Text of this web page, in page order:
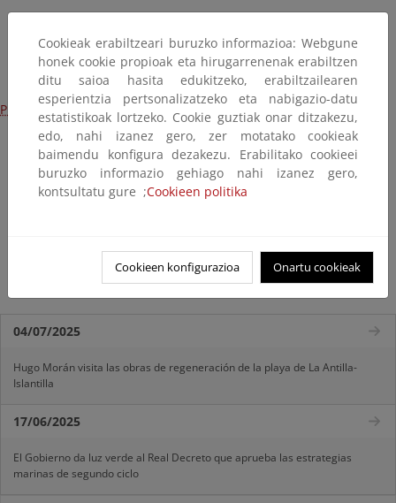
Línea de deslinde
Procedimientos
Protección del medio marino
Estrategias marinas
Protección internacional del mar
Actividades humanas en el mar
04/07/2025
Hugo Morán visita las obras de regeneración de la playa de La Antilla-
Islantilla
17/06/2025
El Gobierno da luz verde al Real Decreto que aprueba las estrategias
marinas de segundo ciclo
Cookieak erabiltzeari buruzko informazioa: Webgune
honek cookie propioak eta hirugarrenenak erabiltzen
ditu saioa hasita edukitzeko, erabiltzailearen
esperientzia pertsonalizatzeko eta nabigazio-datu
estatistikoak lortzeko. Cookie guztiak onar ditzakezu,
edo, nahi izanez gero, zer motatako cookieak
baimendu konfigura dezakezu. Erabilitako cookieei
buruzko informazio gehiago nahi izanez gero,
kontsultatu gure ;Cookieen politika
Cookieen konfigurazioa Onartu cookieak